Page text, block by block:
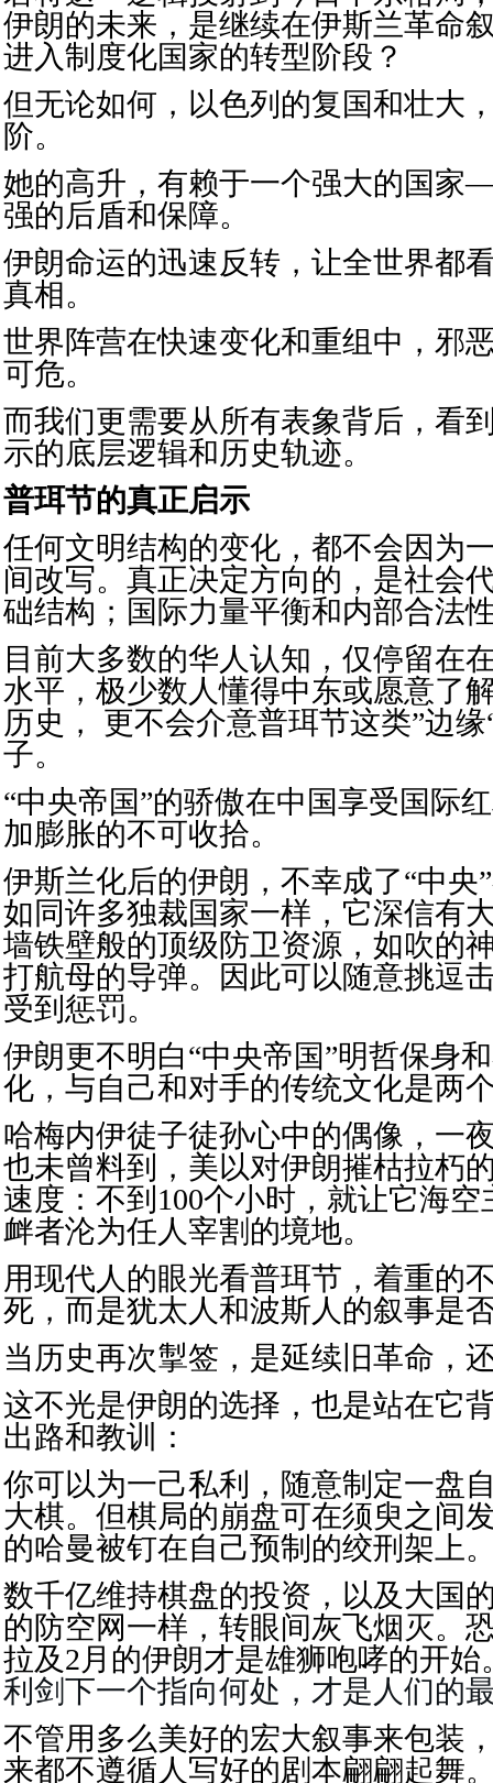
伊朗的未来，是继续在伊斯兰革命
进入制度化国家的转型阶段？
但无论如何，以色列的复国和壮大
阶。
她的高升，有赖于一个强大的国
强的后盾和保障。
伊朗命运的迅速反转，让全世界都
真相。
世界阵营在快速变化和重组中，邪
可危。
而我们更需要从所有表象背后，看
示的底层逻辑和历史轨迹。
普珥节的真正启示
任何文明结构的变化，都不会因为
间改写。真正决定方向的，是社会
础结构；国际力量平衡和内部合法
目前大多数的华人认知，仅停留在
水平，极少数人懂得中东或愿意了
历史， 更不会介意普珥节这类”边
子。
“中央帝国”的骄傲在中国享受国际
加膨胀的不可收拾。
伊斯兰化后的伊朗，不幸成了“中央
如同许多独裁国家一样，它深信有
墙铁壁般的顶级防卫资源，如吹的
打航母的导弹。因此可以随意挑逗
受到惩罚。
伊朗更不明白“中央帝国”明哲保身
化，与自己和对手的传统文化是两
哈梅内伊徒子徒孙心中的偶像，一
也未曾料到，美以对伊朗摧枯拉朽
速度：不到100个小时，就让它海
衅者沦为任人宰割的境地。
用现代人的眼光看普珥节，着重的
死，而是犹太人和波斯人的叙事是
当历史再次掣签，是延续旧革命，
这不光是伊朗的选择，也是站在它
出路和教训：
你可以为一己私利，随意制定一盘
大棋。但棋局的崩盘可在须臾之间
的哈曼被钉在自己预制的绞刑架上
数千亿维持棋盘的投资，以及大国
的防空网一样，转眼间灰飞烟灭。
拉及2月的伊朗才是雄狮咆哮的开始
利剑下一个指向何处，才是人们的
不管用多么美好的宏大叙事来包装
来都不遵循人写好的剧本翩翩起舞